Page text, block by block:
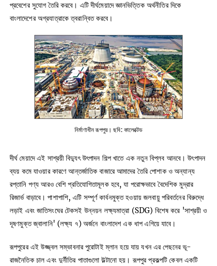
প্রবেশের সুযোগ তৈরি করবে। এটি দীর্ঘমেয়াদে জ্ঞানভিত্তিক অর্থনীতির দিকে
বাংলাদেশের অগ্রযাত্রাকে ত্বরান্বিত করবে।
নির্মাণাধীন রূপপুর। ছবি: কালেক্টেড
দীর্ঘ মেয়াদে এই সাশ্রয়ী বিদ্যুৎ উৎপাদন শিল্প খাতে এক নতুন বিপ্লব আনবে। উৎপাদন
ব্যয় কমে যাওয়ার কারণে আন্তর্জাতিক বাজারে আমাদের তৈরি পোশাক ও অন্যান্য
রপ্তানি পণ্য আরও বেশি প্রতিযোগিতামূলক হবে, যা পরোক্ষভাবে বৈদেশিক মুদ্রার
রিজার্ভ বাড়াবে। পাশাপাশি, এটি সম্পূর্ণ কার্বনমুক্ত হওয়ায় জলবায়ু পরিবর্তনের বিরুদ্ধে
লড়াই এবং জাতিসংঘের টেকসই উন্নয়ন লক্ষ্যমাত্রা (SDG) বিশেষ করে 'সাশ্রয়ী ও
দূষণমুক্ত জ্বালানি' (লক্ষ্য ৭) অর্জনে বাংলাদেশ এক ধাপ এগিয়ে যাবে।
রূপপুরের এই উজ্জ্বল সম্ভাবনার পুরোটাই ম্লান হয়ে যায় যখন এর পেছনের ভূ-
রাজনৈতিক চাল এবং দুর্নীতির পাতাগুলো উল্টানো হয়। রূপপুর প্রকল্পটি কেবল একটি